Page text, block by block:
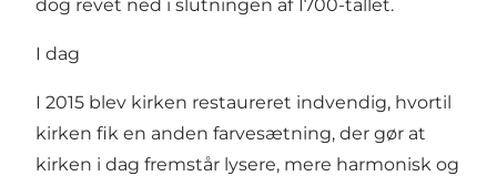
dog revet ned i slutningen af 1700-tallet.
I dag
I 2015 blev kirken restaureret indvendig, hvortil
kirken fik en anden farvesætning, der gør at
kirken i dag fremstår lysere, mere harmonisk og